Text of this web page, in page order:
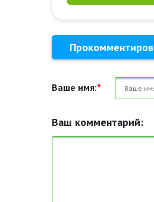
Ваше имя:*
Ваш комментарий: